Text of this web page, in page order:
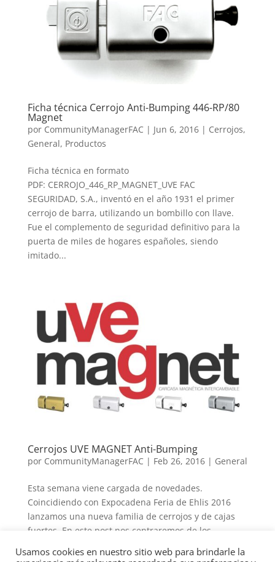
Ficha técnica Cerrojo Anti-Bumping 446-RP/80
Magnet
por CommunityManagerFAC | Jun 6, 2016| Cerrojos,
General, Productos
Ficha técnica en formato
PDF: CERROJO_446_RP_MAGNET_UVE FAC
SEGURIDAD, S.A., inventó en el año 1931 el primer
cerrojo de barra, utilizando un bombillo con llave.
Fue el complemento de seguridad definitivo para la
puerta de miles de hogares españoles, siendo
imitado...
Cerrojos UVE MAGNET Anti-Bumping
por CommunityManagerFAC | Feb 26, 2016| General
Esta semana viene cargada de novedades.
Coincidiendo con Expocadena Feria de Ehlis 2016
lanzamos una nueva familia de cerrojos y de cajas
fuertes. En este post nos centraremos de los
Comenzamos: Está nueva familia de cerrojos...
Usamos cookies en nuestro sitio web para brindarle la